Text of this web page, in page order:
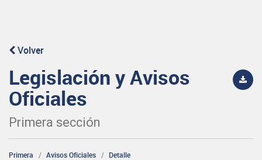
Volver
Legislación y Avisos
Oficiales
Primera sección
Primera Avisos Oficiales Detalle